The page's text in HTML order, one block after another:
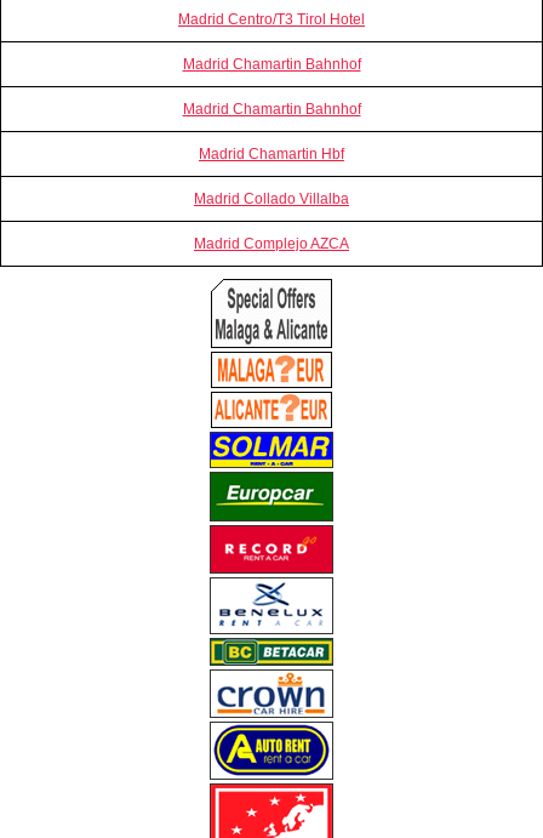
Madrid Centro/T3 Tirol Hotel
Madrid Chamartin Bahnhof
Madrid Chamartin Bahnhof
Madrid Chamartin Hbf
Madrid Collado Villalba
Madrid Complejo AZCA